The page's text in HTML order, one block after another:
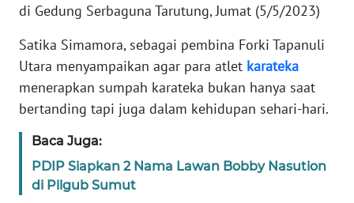
di Gedung Serbaguna Tarutung, Jumat (5/5/2023)
Satika Simamora, sebagai pembina Forki Tapanuli
Utara menyampaikan agar para atlet karateka
menerapkan sumpah karateka bukan hanya saat
bertanding tapi juga dalam kehidupan sehari-hari.
Baca Juga:
PDIP Siapkan 2 Nama Lawan Bobby Nasution
di Pilgub Sumut
KONTAK
KAMI
IKLAN
TENTANG
PEDOMAN